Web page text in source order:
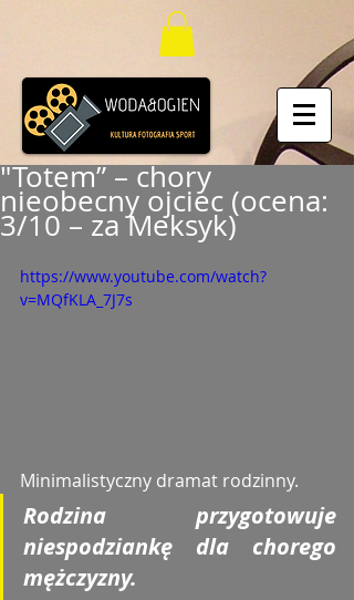
"Totem” – chory
nieobecny ojciec (ocena:
3/10 – za Meksyk)
https://www.youtube.com/watch?
v=MQfKLA_7J7s
Minimalistyczny dramat rodzinny.
Rodzina przygotowuje
niespodziankę dla chorego
mężczyzny.